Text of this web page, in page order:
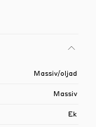
Massiv/oljad
Massiv
Ek